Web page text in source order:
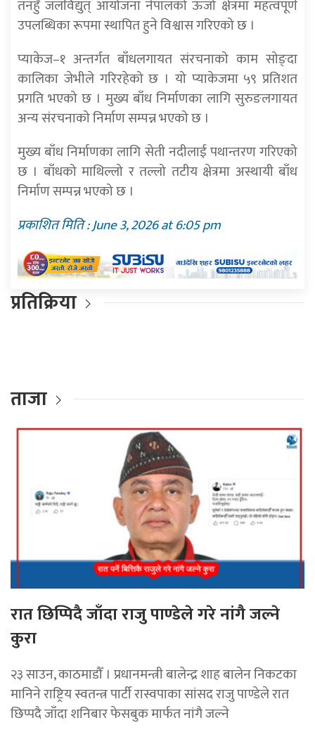
तनहुँ जलविद्युत् आयोजना नेपालको ऊर्जा क्षेत्रमा महत्वपूर्ण
उपलब्धिका रूपमा स्थापित हुने विश्वास गरिएको छ ।
प्याकेज–१ अन्तर्गत बाँधलगायत संरचनाको काम सोङ्दा
कालिका जेभीले गरिरहेको छ । यो प्याकेजमा ५९ प्रतिशत
प्रगति भएको छ । मुख्य बाँध निर्माणका लागि सुरुङलगायत
अन्य संरचनाको निर्माण सम्पन्न भएको छ ।
मुख्य बाँध निर्माणका लागि सेती नदीलाई पथान्तरण गरिएको
छ । बाँधको माथिल्लो र तल्लो तटीय क्षेत्रमा अस्थायी बाँध
निर्माण सम्पन्न भएको छ ।
प्रकाशित मिति : June 3, 2026 at 6:05 pm
प्रतिक्रिया
ताजा
रात छिप्पिदै जाँदा राजु पाण्डेले गरे नांगै जल्ने
कुरा
२३ साउन, काठमाडौँ । प्रधानमन्त्री बालेन्द्र शाह बालेन निकटका
मानिने राष्ट्रिय स्वतन्त्र पार्टी रास्वपाका सांसद राजु पाण्डेले रात
छिप्पदै जाँदा शनिबार फेसबुक मार्फत नांगै जल्ने